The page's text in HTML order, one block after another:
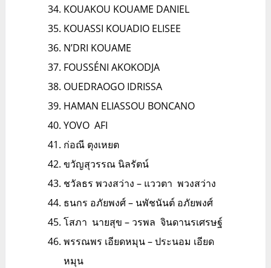
KOUAKOU KOUAME DANIEL
KOUASSI KOUADIO ELISEE
N’DRI KOUAME
FOUSSÉNI AKOKODJA
OUEDRAOGO IDRISSA
HAMAN ELIASSOU BONCANO
YOVO AFI
ก่อณี ตุงเหยต
ขวัญสุวรรณ นิลรัตน์
ชวัลธร พวงสว่าง – แววตา พวงสว่าง
ธนกร อภัยพงศ์ – นพัชนันต์ อภัยพงศ์
โสภา นายสุข – วรพล จินดานรเศรษฐ์
พรรณพร เอียดหมุน – ประนอม เอียด
หมุน